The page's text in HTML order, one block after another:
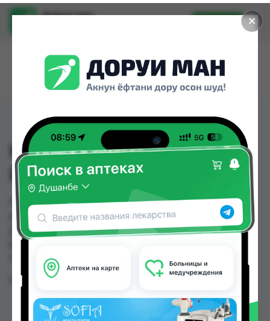
✕
Доруи ман
Установить
HUGSTAR, АССОРТ.
ЦВЕТА
HUGSTAR, АССОРТ. ЦВЕТА можно купить или
заказать в аптеках, Дорухона Олмони №1,
Дорухона Олмони №2 по цене от 50.00 TJS до
Таджикистана
Цена: от50.00 TJS